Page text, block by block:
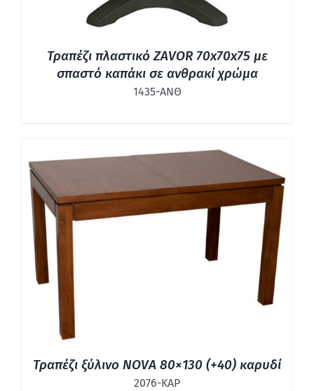
Τραπέζι πλαστικό ZAVOR 70x70x75 με
σπαστό καπάκι σε ανθρακί χρώμα
1435-ΑΝΘ
Τραπέζι ξύλινο NOVA 80×130 (+40) καρυδί
2076-ΚΑΡ